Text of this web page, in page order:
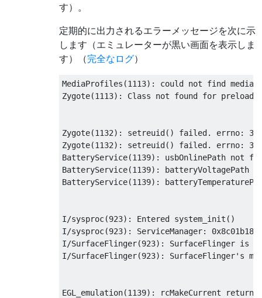
す）。
定期的に出力されるエラーメッセージを次に示
します（エミュレーターが黒い画面を表示しま
す）（完全なログ）
MediaProfiles(1113): could not find
Zygote(1113): Class not found for
Zygote(1132): setreuid() failed. errno: 30
Zygote(1132): setreuid() failed. errno: 30
BatteryService(1139): usbOnlinePath not
BatteryService(1139): batteryVoltagePath
BatteryService(1139):
I/sysproc(923): Entered system_init()
I/sysproc(923): ServiceManager: 0x8c01b18
I/SurfaceFlinger(923): SurfaceFlinger is
I/SurfaceFlinger(923): SurfaceFlinger's
EGL_emulation(1139): rcMakeCurrent returned